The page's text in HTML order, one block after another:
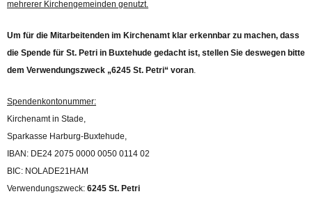
mehrerer Kirchengemeinden genutzt.
Um für die Mitarbeitenden im Kirchenamt klar erkennbar zu machen, dass
die Spende für St. Petri in Buxtehude gedacht ist, stellen Sie deswegen bitte
dem Verwendungszweck „6245 St. Petri“ voran.
Spendenkontonummer:
Kirchenamt in Stade,
Sparkasse Harburg-Buxtehude,
IBAN: DE24 2075 0000 0050 0114 02
BIC: NOLADE21HAM
Verwendungszweck: 6245 St. Petri